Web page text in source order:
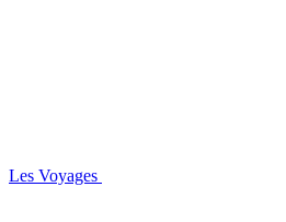
Les Voyages